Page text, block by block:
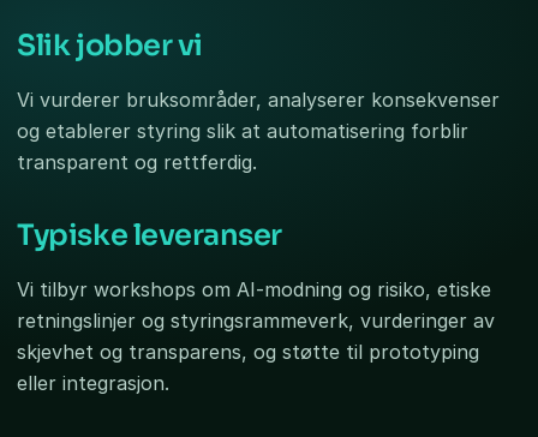
Slik jobber vi
Vi vurderer bruksområder, analyserer konsekvenser
og etablerer styring slik at automatisering forblir
transparent og rettferdig.
Typiske leveranser
Vi tilbyr workshops om AI-modning og risiko, etiske
retningslinjer og styringsrammeverk, vurderinger av
skjevhet og transparens, og støtte til prototyping
eller integrasjon.